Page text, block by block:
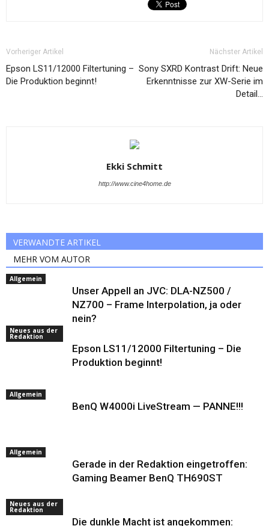
Vorheriger Artikel
Epson LS11/12000 Filtertuning –
Die Produktion beginnt!
Nächster Artikel
Sony SXRD Kontrast Drift: Neue
Erkenntnisse zur XW-Serie im
Detail…
Ekki Schmitt
http://www.cine4home.de
VERWANDTE ARTIKEL
MEHR VOM AUTOR
Allgemein
Unser Appell an JVC: DLA-NZ500 /
NZ700 – Frame Interpolation, ja oder
nein?
Neues aus der
Redaktion
Epson LS11/12000 Filtertuning – Die
Produktion beginnt!
Allgemein
BenQ W4000i LiveStream — PANNE!!!
Allgemein
Gerade in der Redaktion eingetroffen:
Gaming Beamer BenQ TH690ST
Neues aus der
Redaktion
Die dunkle Macht ist angekommen: